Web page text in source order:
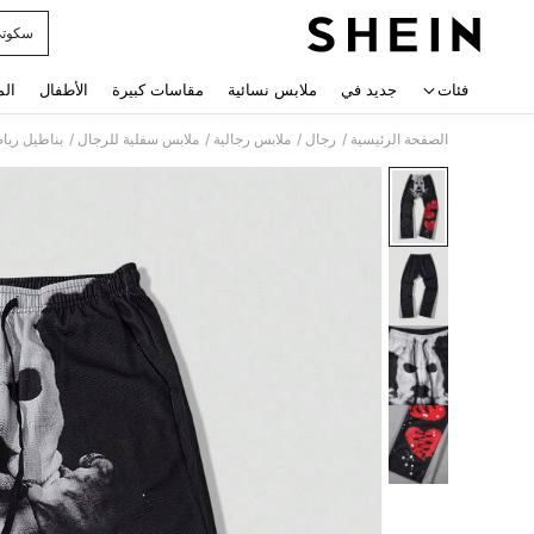
فئات جديد في ملابس نسائية مقاسات كبيرة الأطفال
الصفحة الرئيسية / رجال / ملابس رجالية / ملابس سفلية للرجال / بناطيل